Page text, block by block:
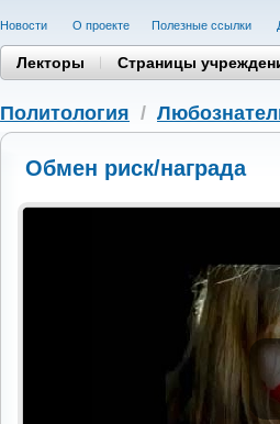
Новости О проекте Полезные cсылки
Лекторы Страницы
Политология /
Обмен риск/награда